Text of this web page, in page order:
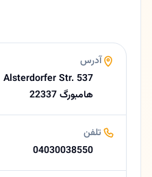
پول نقد
امتیاز
ساعات کاری امروز
بسته است
درباره شیرازهامبورگ
رستوران ایرانی در
آدرس
Alsterdorfer Str. 537
22337 هامبورگ
تلفن
04030038550